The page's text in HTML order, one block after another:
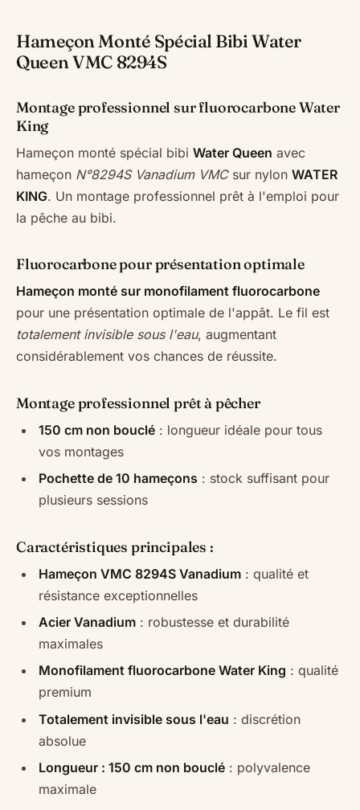
Hameçon Monté Spécial Bibi Water
Queen VMC 8294S
Montage professionnel sur fluorocarbone Water
King
Hameçon monté spécial bibi Water Queen avec
hameçon N°8294S Vanadium VMCsur nylon WATER
KING. Un montage professionnel prêt à l'emploi pour
la pêche au bibi.
Fluorocarbone pour présentation optimale
Hameçon monté sur monofilament fluorocarbone
pour une présentation optimale de l'appât. Le fil est
totalement invisible sous l'eau, augmentant
considérablement vos chances de réussite.
Montage professionnel prêt à pêcher
150 cm non bouclé : longueur idéale pour tous
vos montages
Pochette de 10 hameçons : stock suffisant pour
plusieurs sessions
Caractéristiques principales :
Hameçon VMC 8294S Vanadium : qualité et
résistance exceptionnelles
Acier Vanadium : robustesse et durabilité
maximales
Monofilament fluorocarbone Water King : qualité
premium
Totalement invisible sous l'eau : discrétion
absolue
Longueur : 150 cm non bouclé : polyvalence
maximale